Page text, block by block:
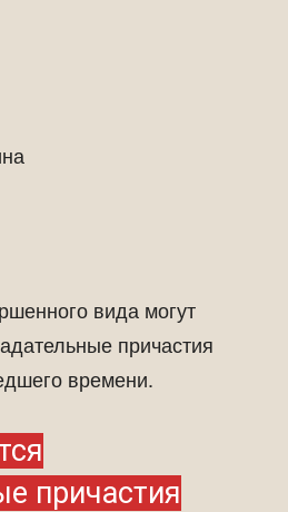
вида могут
причастия
времени.
причастия